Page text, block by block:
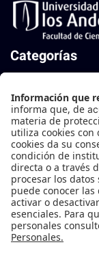
Categorías
Mecánica de
Oscilaciones
Electricidad
Física
Contáctanos
Edificio B-202